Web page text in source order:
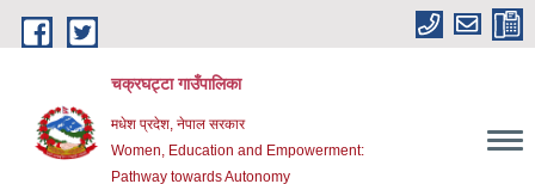
Skip to main content
चक्रघट्टा गाउँपालिका
मधेश प्रदेश, नेपाल सरकार
Women, Education and Empowerment:
Pathway towards Autonomy